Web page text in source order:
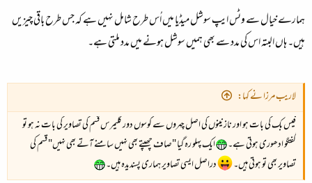
ہمارے خیال سے وٹس ایپ سوشل میڈیا میں اُس طرح شامل نہیں ہے کہ جس طرح باقی چیزیں
ہیں۔ ہاں البتہ اس کی مدد سے بھی ہمیں سوشل ہونے میں مدد ملتی ہے۔
لاریب مرزا نے کہا:
فیس بک کی بات ہو اور نازنینوں کی اصل چہروں سے کوسوں دور گلیمرس قسم کی تصاویر کی بات نہ ہو تو
گفتگو ادھوری ہوتی ہے۔
ایک پہلو رہ گیا "صاف چھپتے بھی نہیں سامنے آتے بھی نہیں" قسم کی
تصاویر بھی تو ہوتی ہیں۔
دراصل ایسی تصاویر ہماری پسندیدہ ہیں۔